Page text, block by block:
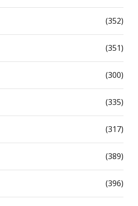
(352)
(351)
(300)
(335)
(317)
(389)
(396)